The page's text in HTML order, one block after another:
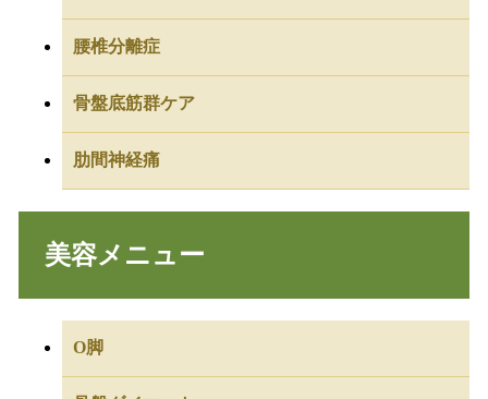
腰椎分離症
骨盤底筋群ケア
肋間神経痛
美容メニュー
O脚